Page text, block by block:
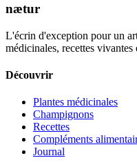
nætur
L'écrin d'exception pour un
médicinales, recettes
Découvrir
Plantes médicinales
Champignons
Recettes
Compléments
Journal